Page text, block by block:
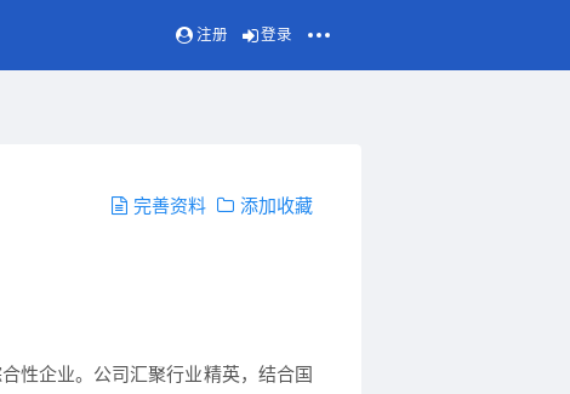
注册 登录
完善资料 添加收藏
性企业。公司汇聚行业精英，结合国